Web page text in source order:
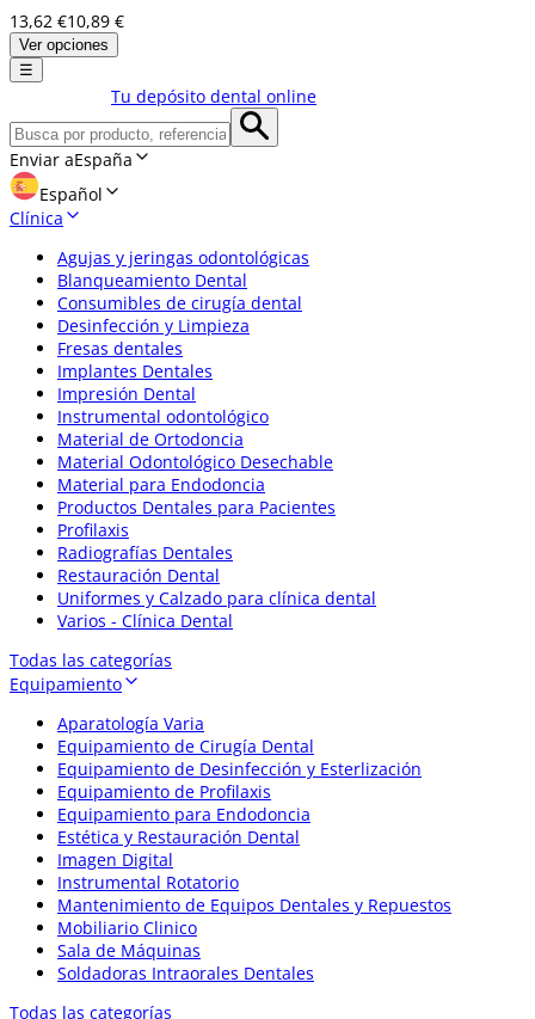
13,62 €10,89 €
Ver opciones
☰
Tu depósito dental online
Enviar aEspaña
Español
Clínica
Agujas y jeringas odontológicas
Blanqueamiento Dental
Consumibles de cirugía dental
Desinfección y Limpieza
Fresas dentales
Implantes Dentales
Impresión Dental
Instrumental odontológico
Material de Ortodoncia
Material Odontológico Desechable
Material para Endodoncia
Productos Dentales para Pacientes
Profilaxis
Radiografías Dentales
Restauración Dental
Uniformes y Calzado para clínica dental
Varios - Clínica Dental
Todas las categorías
Equipamiento
Aparatología Varia
Equipamiento de Cirugía Dental
Equipamiento de Desinfección y Esterlización
Equipamiento de Profilaxis
Equipamiento para Endodoncia
Estética y Restauración Dental
Imagen Digital
Instrumental Rotatorio
Mantenimiento de Equipos Dentales y Repuestos
Mobiliario Clinico
Sala de Máquinas
Soldadoras Intraorales Dentales
Todas las categorías